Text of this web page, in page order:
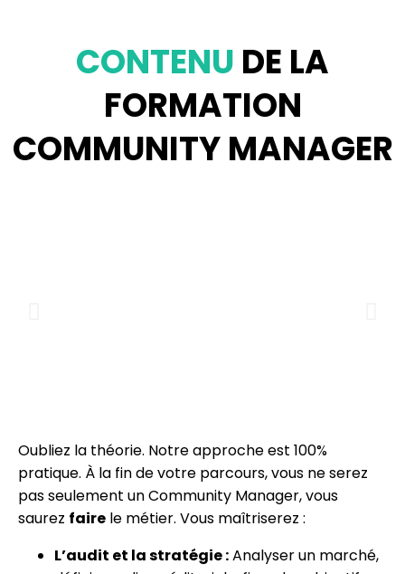
CONTENU DE LA
FORMATION
COMMUNITY MANAGER
Oubliez la théorie. Notre approche est 100%
pratique. À la fin de votre parcours, vous ne serez
pas seulement un Community Manager, vous
saurez faire le métier. Vous maîtriserez :
L’audit et la stratégie :Analyser un marché,